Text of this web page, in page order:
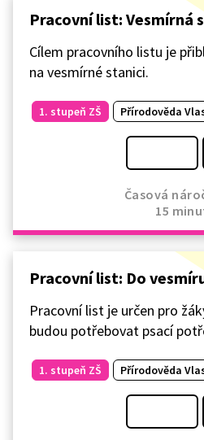
Pracovní list: Vesmírná
Cílem pracovního listu je
na vesmírné stanici.
1. stupeň ZŠ Přírodověda
Časová
15
Pracovní list: Do
Pracovní list je určen pro
budou potřebovat psací
1. stupeň ZŠ Přírodověda